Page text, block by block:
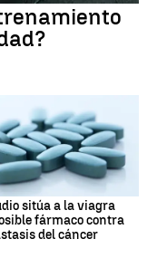
sitúa a la viagra
fármaco contra
del cáncer